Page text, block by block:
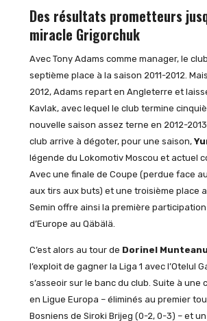
Des résultats prometteurs
miracle Grigorchuk
Avec Tony Adams comme manager, le
septième place à la saison 2011-2012.
2012, Adams repart en Angleterre et
Kavlak, avec lequel le club termine
nouvelle saison assez terne en 2012-
club arrive à dégoter, pour une saison,
légende du Lokomotiv Moscou et actuel
Avec une finale de Coupe (perdue face
aux tirs aux buts) et une troisième place
Semin offre ainsi la première
d’Europe au Qäbälä.
C’est alors au tour de Dorinel Munteanu
l’exploit de gagner la Liga 1 avec l’Otelul
s’asseoir sur le banc du club. Suite à une
en Ligue Europa – éliminés au premier
Bosniens de Siroki Brijeg (0-2, 0-3) – et